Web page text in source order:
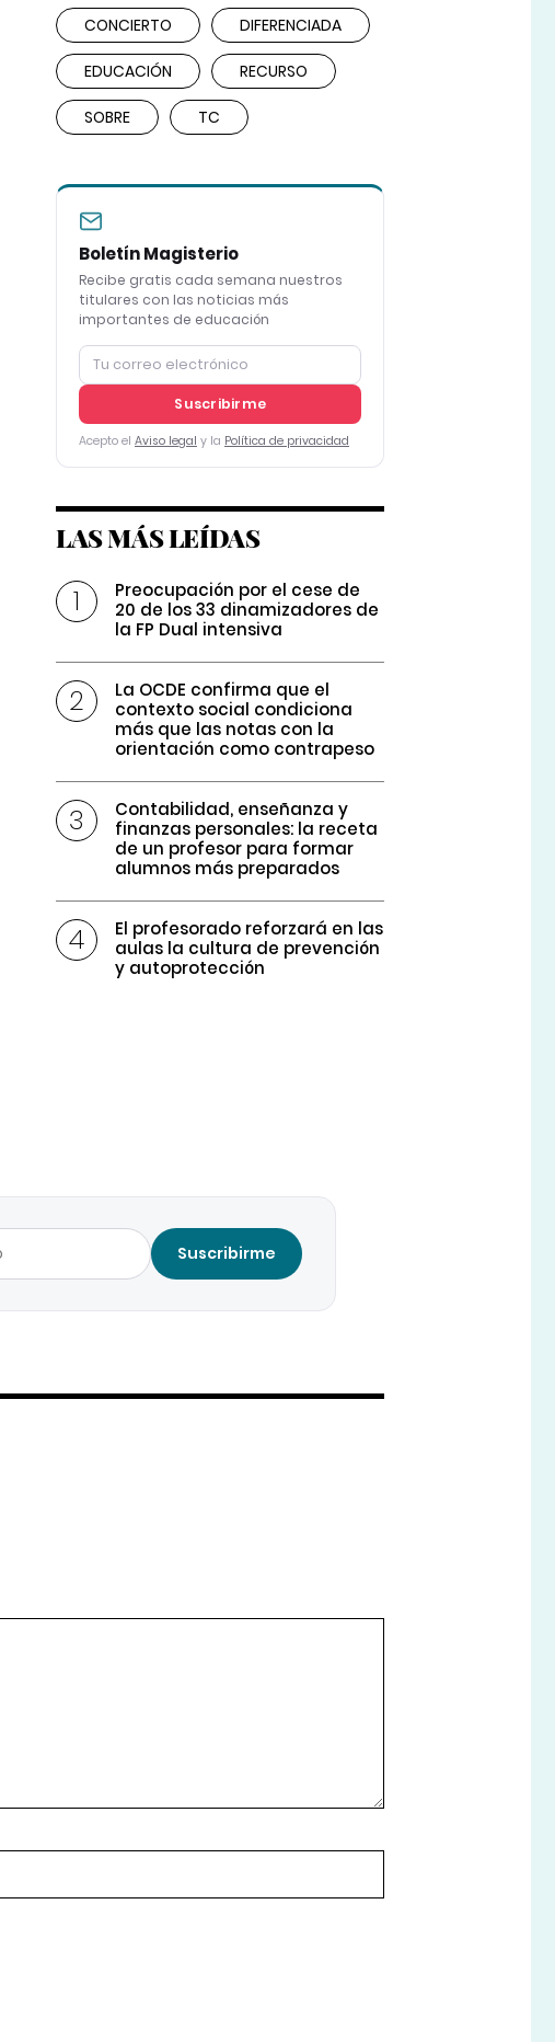
CONCIERTO DIFERENCIADA
EDUCACIÓN RECURSO
SOBRE TC
Boletín Magisterio
Recibe gratis cada semana nuestros
titulares con las noticias más
importantes de educación
Suscribirme
Acepto el Aviso legal y la Política de privacidad
LAS MÁS LEÍDAS
Preocupación por el cese de
20 de los 33 dinamizadores de
la FP Dual intensiva
La OCDE confirma que el
contexto social condiciona
más que las notas con la
orientación como contrapeso
Contabilidad, enseñanza y
finanzas personales: la receta
de un profesor para formar
alumnos más preparados
El profesorado reforzará en las
aulas la cultura de prevención
y autoprotección
Suscribirme